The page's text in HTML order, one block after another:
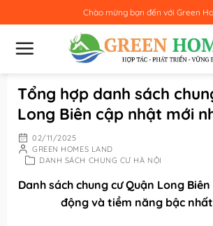
qua
Chào mừng bạn đến với Green
Tổng hợp danh sách
Long Biên cập nhật mới
02/11/2025
GREEN HOMES LAND
DANH SÁCH CHUNG CƯ HÀ NỘI
Danh sách chung cư Quận Long
động và tiềm năng bậc